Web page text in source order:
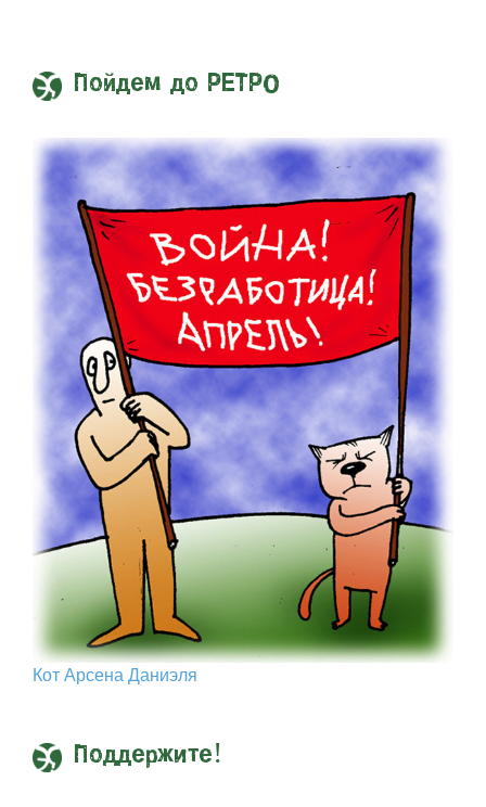
Пойдем до РЕТРО
Кот Арcена Даниэля
Поддержите!